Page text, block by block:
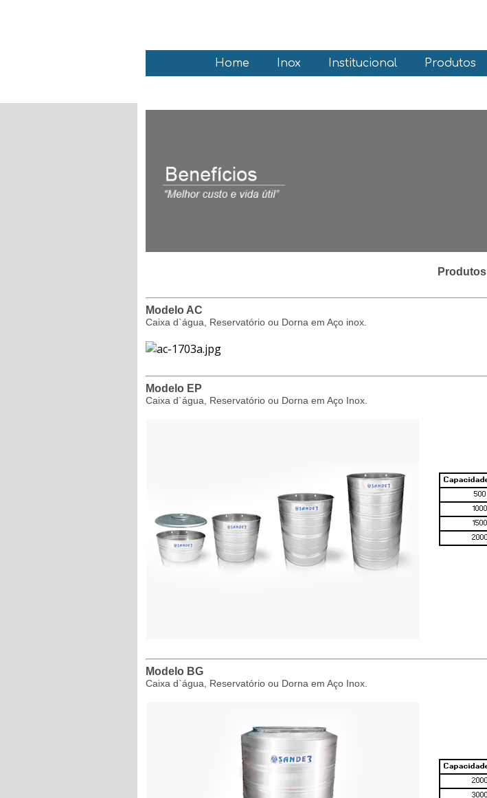
Home Inox Institucional Produtos
Produtos
Modelo AC
Caixa d`água, Reservatório ou Dorna em Aço inox.
Modelo EP
Caixa d`água, Reservatório ou Dorna em Aço Inox.
Modelo BG
Caixa d`água, Reservatório ou Dorna em Aço Inox.